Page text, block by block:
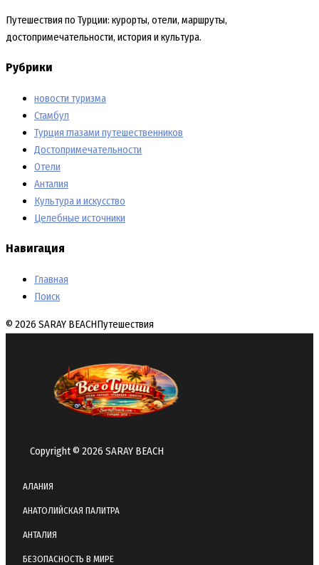
Путешествия по Турции: курорты, отели, маршруты,
достопримечательности, история и культура.
Рубрики
новости туризма
Стамбул
Турция глазами путешественников
Достопримечательности
Отели
Анталия
Культура и искусство
Целебные источники
Навигация
Главная
Поиск
© 2026 SARAY BEACHПутешествия
Copyright © 2026 SARAY BEACH
АЛАНИЯ
АНАТОЛИЙСКАЯ ПАЛИТРА
АНТАЛИЯ
БЕЗОПАСНОСТЬ В МИРЕ